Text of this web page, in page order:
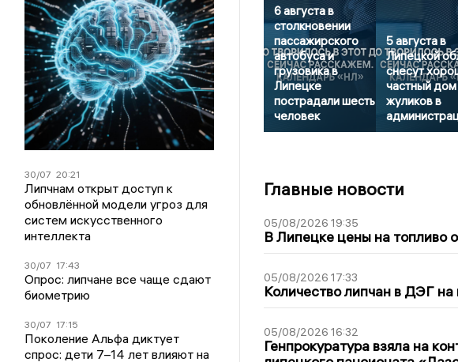
30/07 20:21
Липчнам открыт доступ к
обновлённой модели угроз для
систем искусственного
интеллекта
30/07 17:43
Опрос: липчане все чаще сдают
биометрию
30/07 17:15
Поколение Альфа диктует
спрос: дети 7–14 лет влияют на
6 августа в
столкновении
пассажирского
автобуса и
грузовика в
Липецке
пострадали шесть
человек
5 августа в
Липецкой
снесут
частный дом
жуликов в
Главные новости
05/08/2026 19:35
В Липецке цены на топливо
05/08/2026 17:33
Количество липчан в ДЭГ
05/08/2026 16:32
Генпрокуратура взяла на